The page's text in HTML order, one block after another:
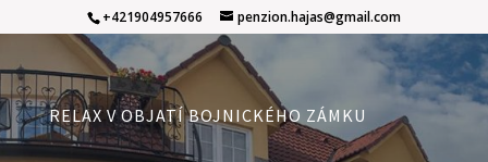
+421904957666 penzion.hajas@gmail.com
RELAX V OBJATÍ BOJNICKÉHO ZÁMKU